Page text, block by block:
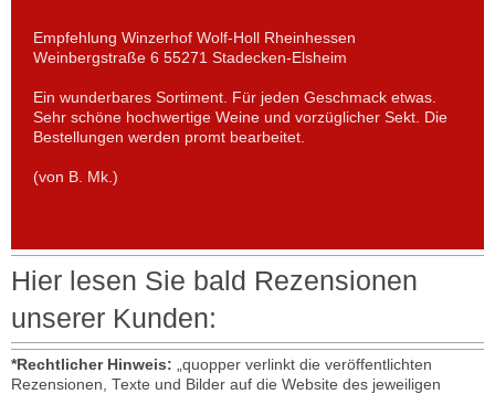
Empfehlung Winzerhof Wolf-Holl Rheinhessen
Weinbergstraße 6 55271 Stadecken-Elsheim
Ein wunderbares Sortiment. Für jeden Geschmack etwas.
Sehr schöne hochwertige Weine und vorzüglicher Sekt. Die
Bestellungen werden promt bearbeitet.
(von B. Mk.)
Hier lesen Sie bald Rezensionen
unserer Kunden:
*Rechtlicher Hinweis: „quopper verlinkt die veröffentlichten
Rezensionen, Texte und Bilder auf die Website des jeweiligen